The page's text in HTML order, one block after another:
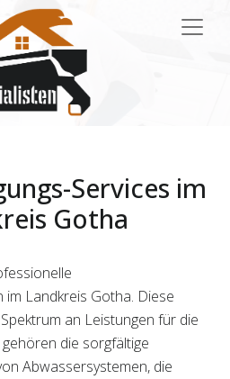
Services im
Gotha
im Landkreis Gotha. Diese
an Leistungen für die
die sorgfältige
Abwassersystemen, die